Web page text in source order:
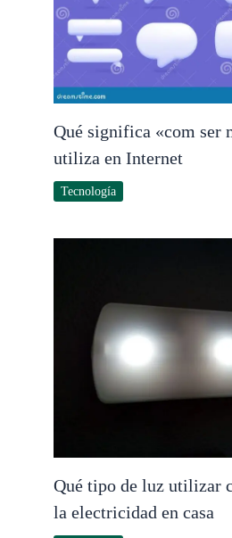
Qué significa «com ser
utiliza en Internet
Tecnología
Qué tipo de luz utilizar
la electricidad en casa